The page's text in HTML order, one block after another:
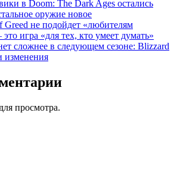
в Doom: The Dark Ages остались
оружие новое
Greed не подойдет «любителям
игра «для тех, кто умеет думать»
сложнее в следующем сезоне: Blizzard
изменения
просмотра.